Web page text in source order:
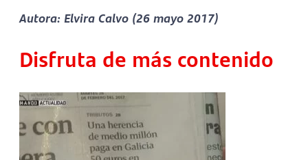
Autora: Elvira Calvo (26 mayo 2017)
Disfruta de más contenido